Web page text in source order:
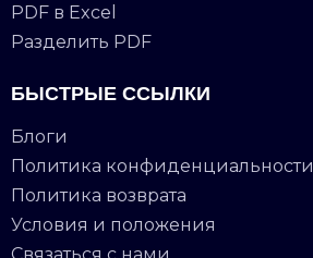
PDF в Excel
Разделить PDF
БЫСТРЫЕ ССЫЛКИ
Блоги
Политика конфиденциальности
Политика возврата
Условия и положения
Связаться с нами